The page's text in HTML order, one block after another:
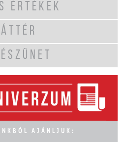
ÉRTÉKEK
AJÁNLJUK: